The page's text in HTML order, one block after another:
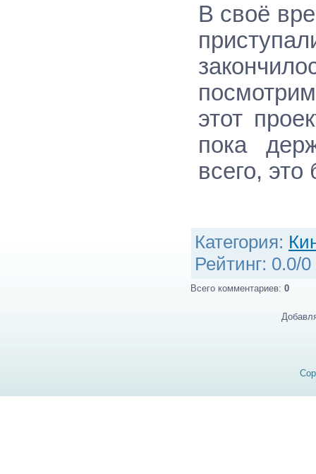
В своё
этот
пока
всего, это
Категория:
Рейтинг: 0.0/0
Всего комментариев: 0